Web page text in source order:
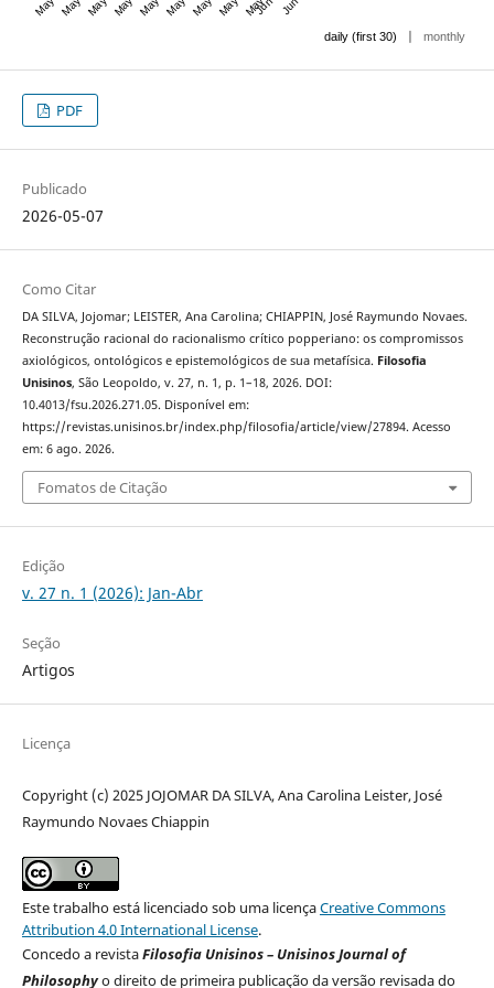
daily (first 30) | monthly
PDF
Publicado
2026-05-07
Como Citar
DA SILVA, Jojomar; LEISTER, Ana Carolina; CHIAPPIN, José Raymundo Novaes.
Reconstrução racional do racionalismo crítico popperiano: os compromissos
axiológicos, ontológicos e epistemológicos de sua metafísica. Filosofia
Unisinos, São Leopoldo, v. 27, n. 1, p. 1–18, 2026. DOI:
10.4013/fsu.2026.271.05. Disponível em:
https://revistas.unisinos.br/index.php/filosofia/article/view/27894. Acesso
em: 6 ago. 2026.
Fomatos de Citação
Edição
v. 27 n. 1 (2026): Jan-Abr
Seção
Artigos
Licença
Copyright (c) 2025 JOJOMAR DA SILVA, Ana Carolina Leister, José
Raymundo Novaes Chiappin
Este trabalho está licenciado sob uma licençaCreative Commons
Attribution 4.0 International License.
Concedo a revistaFilosofia Unisinos – Unisinos Journal of
Philosophyo direito de primeira publicação da versão revisada do